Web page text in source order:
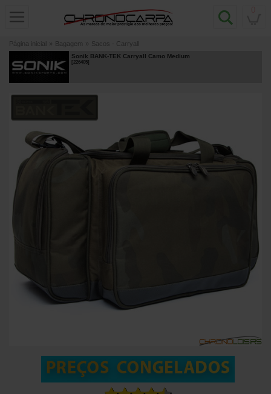
Página inicial » Bagagem » Sacos - Carryall
Sonik BANK-TEK Carryall Camo Medium
[226405]